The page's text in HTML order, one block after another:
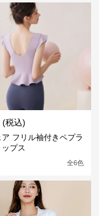
(税込)
ア フリル袖付きペプラ
プス
全6色